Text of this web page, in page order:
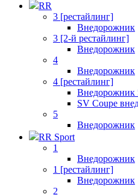
RR
3 [рестайлинг]
Внедорожник
3 [2-й рестайлинг]
Внедорожник
4
Внедорожник
4 [рестайлинг]
Внедорожник
SV Coupe
5
Внедорожник
RR Sport
1
Внедорожник
1 [рестайлинг]
Внедорожник
2